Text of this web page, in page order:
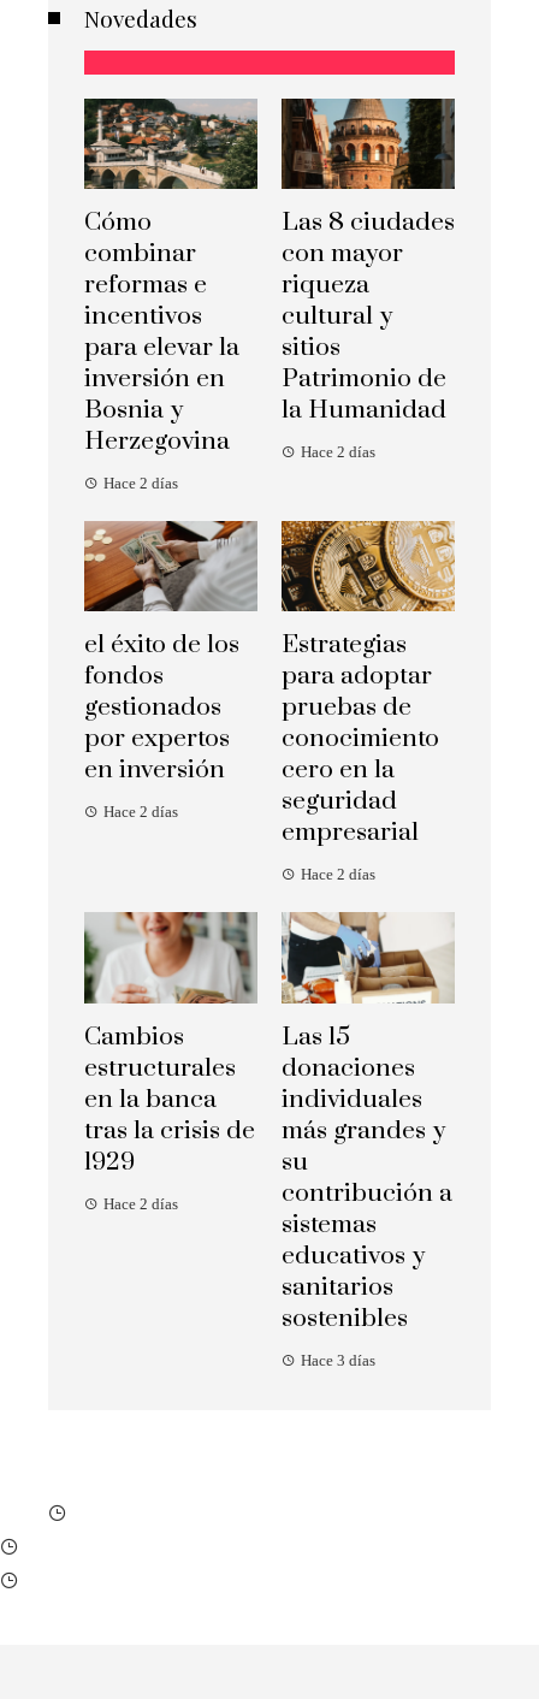
Novedades
Cómo
combinar
reformas e
incentivos
para elevar la
inversión en
Bosnia y
Herzegovina
Hace 2 días
Las 8 ciudades
con mayor
riqueza
cultural y
sitios
Patrimonio de
la Humanidad
Hace 2 días
el éxito de los
fondos
gestionados
por expertos
en inversión
Hace 2 días
Estrategias
para adoptar
pruebas de
conocimiento
cero en la
seguridad
empresarial
Hace 2 días
Cambios
estructurales
en la banca
tras la crisis de
1929
Hace 2 días
Las 15
donaciones
individuales
más grandes y
su
contribución a
sistemas
educativos y
sanitarios
sostenibles
Hace 3 días